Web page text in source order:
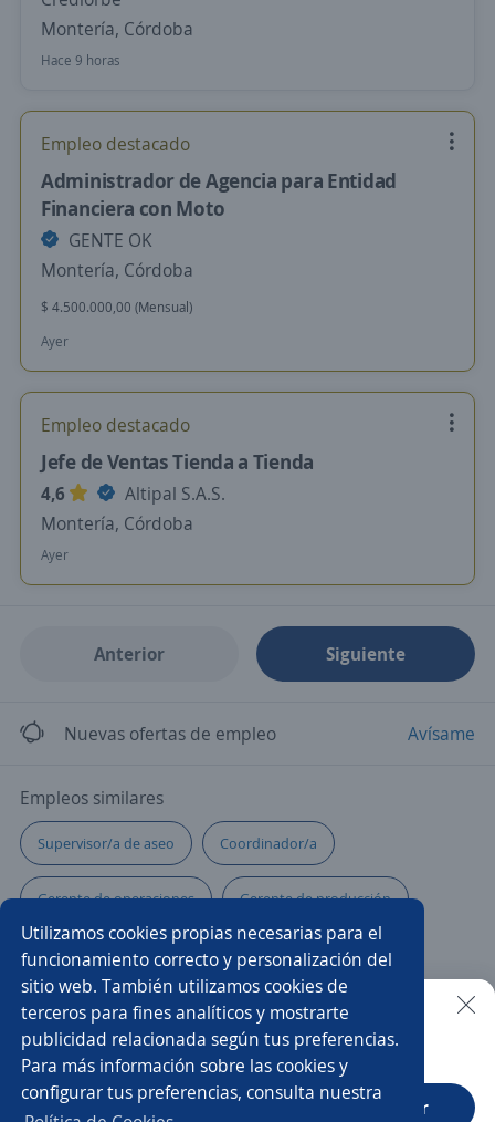
Utilizamos cookies propias necesarias para el
funcionamiento correcto y personalización del
sitio web. También utilizamos cookies de
terceros para fines analíticos y mostrarte
publicidad relacionada según tus preferencias.
Para más información sobre las cookies y
configurar tus preferencias, consulta nuestra
Montería, Córdoba
Hace 9 horas
Empleo destacado
Administrador de Agencia para Entidad
Financiera con Moto
GENTE OK
Montería, Córdoba
$ 4.500.000,00 (Mensual)
Ayer
Empleo destacado
Jefe de Ventas Tienda a Tienda
4,6
Altipal S.A.S.
Montería, Córdoba
Ayer
Anterior Siguiente
Nuevas ofertas de empleo Avísame
Empleos similares
Supervisor/a de aseo Coordinador/a
Gerente de operaciones Gerente de producción
Director/a Jefe/a Director/a de operaciones
Auxiliar de almacén Supervisor/a de ventas
Telecomunicaciones Gerente técnico
Buscar es más fácil en la app
CT App Abrir